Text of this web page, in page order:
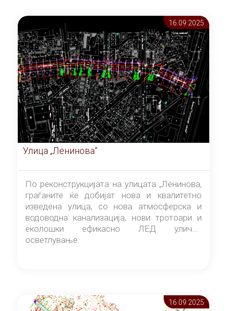
16.09 2025
Улица „Ленинова“
По реконструкцијата на улицата „Ленинова,
граѓаните ќе добијат нова и квалитетно
изведена улица, со нова атмосферска и
водоводна канализација, нови тротоари и
еколошки ефикасно ЛЕД улично
осветлување.
16.09 2025